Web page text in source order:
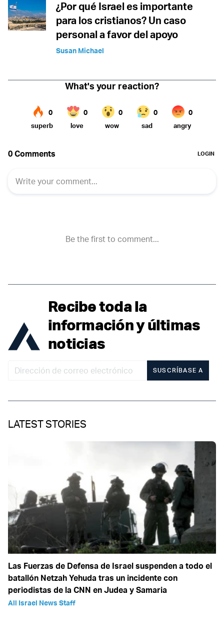
¿Por qué Israel es importante
para los cristianos? Un caso
personal a favor del apoyo
Susan Michael
Recibe toda la
información y últimas
noticias
SUSCRÍBASE A
LATEST STORIES
Las Fuerzas de Defensa de Israel suspenden a todo el
batallón Netzah Yehuda tras un incidente con
periodistas de la CNN en Judea y Samaria
All Israel News Staff